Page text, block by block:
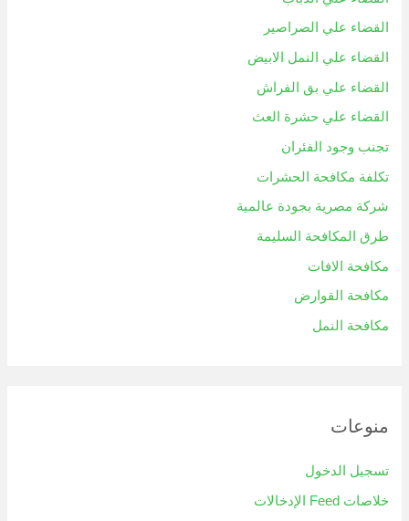
القضاء علي الصراصير
القضاء علي النمل الابيض
القضاء علي بق الفراش
القضاء علي حشرة العث
تجنب وجود الفئران
تكلفة مكافحة الحشرات
شركة مصرية بجودة عالمية
طرق المكافحة السليمة
مكافحة الافات
مكافحة القوارض
مكافحة النمل
منوعات
تسجيل الدخول
خلاصات Feed الإدخالات